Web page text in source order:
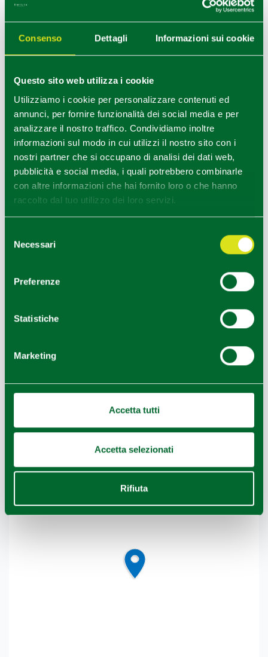
Consenso Dettagli Informazioni sui cookie
Questo sito web utilizza i cookie
Utilizziamo i cookie per personalizzare contenuti ed
annunci, per fornire funzionalità dei social media e per
analizzare il nostro traffico. Condividiamo inoltre
informazioni sul modo in cui utilizzi il nostro sito con i
nostri partner che si occupano di analisi dei dati web,
pubblicità e social media, i quali potrebbero combinarle
con altre informazioni che hai fornito loro o che hanno
raccolto dal tuo utilizzo dei loro servizi.
delNecessari
Preferenze
Statistiche
Marketing
Accetta tutti
Accetta selezionati
Rifiuta
CIN IT033046B5UA7FFIUK
Villanova sull'Arda (PC), Cascina Pizzavacca, palazzo costa
−